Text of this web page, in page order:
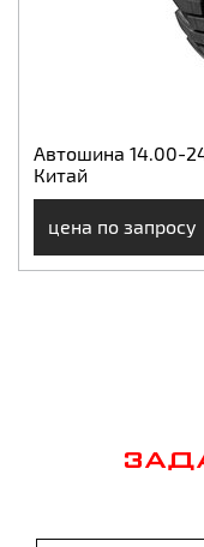
Автошина 14.00-
Китай
цена по запросу